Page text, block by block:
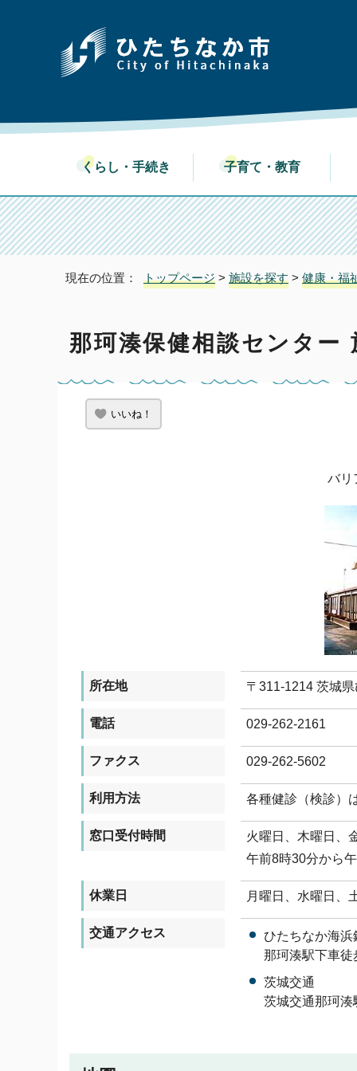
くらし・手続き 子育て・教育
現在の位置： トップページ > 施設を探す > 健康・福
那珂湊保健相談センター
いいね！
バリ
所在地 〒311-1214 茨城
電話 029-262-2161
ファクス 029-262-5602
利用方法 各種健診（検診）
窓口受付時間
火曜日、木曜日、
午前8時30分から
休業日 月曜日、水曜日、
交通アクセス
ひたちなか海浜
那珂湊駅下車
茨城交通
茨城交通那珂